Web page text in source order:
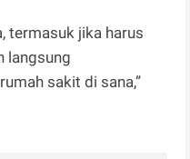
termasuk jika harus
langsung
sakit di sana,”